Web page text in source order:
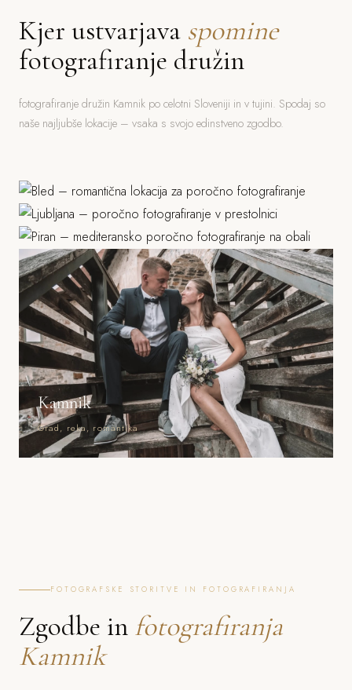
Kjer ustvarjava spomine
fotografiranje družin
fotografiranje družin Kamnik po celotni Sloveniji in v tujini. Spodaj so
naše najljubše lokacije – vsaka s svojo edinstveno zgodbo.
Grad, stara mesta, parki
Piran
Morje, mediteranska arhitektura
Kamnik
Grad, reka, romantika
FOTOGRAFSKE STORITVE IN FOTOGRAFIRANJA
Zgodbe in fotografiranja
Kamnik